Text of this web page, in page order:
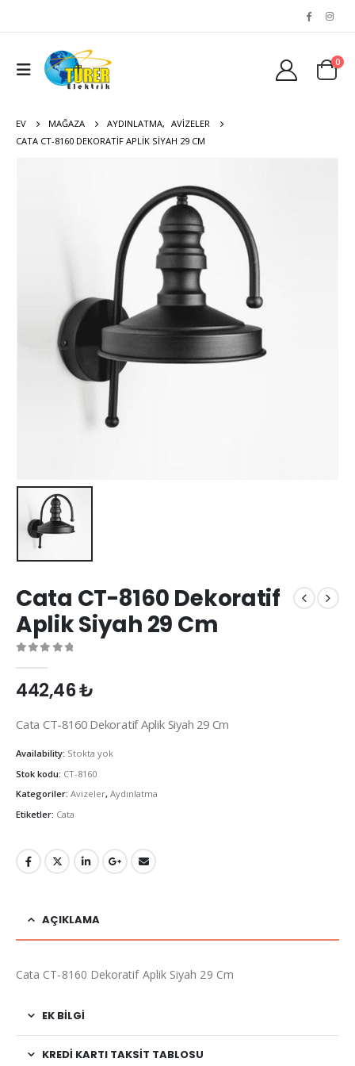
0
EV MAĞAZA AYDINLATMA, AVIZELER
CATA CT-8160 DEKORATIF APLIK SIYAH 29 CM
Cata CT-8160 Dekoratif
Aplik Siyah 29 Cm
442,46₺
Cata CT-8160 Dekoratif Aplik Siyah 29 Cm
Availability: Stokta yok
Stok kodu: CT-8160
Kategoriler: Avizeler, Aydınlatma
Etiketler: Cata
AÇIKLAMA
Cata CT-8160 Dekoratif Aplik Siyah 29 Cm
EK BILGI
KREDI KARTI TAKSIT TABLOSU